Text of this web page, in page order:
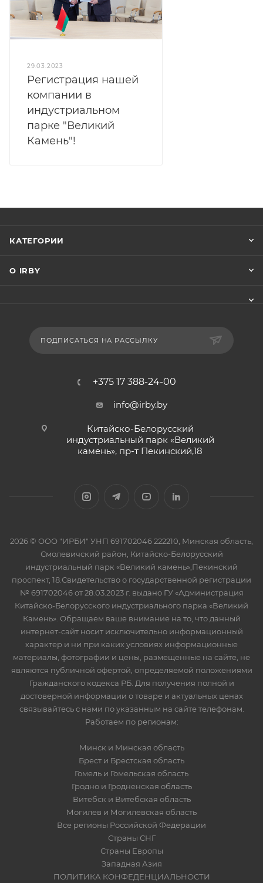
29.03.2023
Регистрация нашей
компании в
индустриальном
парке "Великий
Камень"!
КАТЕГОРИИ
О IRBY
ПОДПИСАТЬСЯ НА РАССЫЛКУ
+375 17 388-24-00
info@irby.by
Китайско-Белорусский
индустриальный парк «Великий
камень», пр-т Пекинский,18
2026 © ООО "ИРБИ" УНП 691702046 222210, Минская область,
Смолевичский район, Китайско-Белорусский
индустриальный парк «Великий камень»,Пекинский
проспект, 18.Свидетельство о государственной регистрации
№ 691702046 от 28.03.2023 г. выдано ГУ «Администрация
Китайско-Белорусского индустриального парка «Великий
Камень». Обращаем ваше внимание на то, что данный
интернет-сайт носит исключительно информационный
характер и ни при каких условиях информационные
материалы, фотографии и цены, размещенные на сайте, не
являются публичной офертой, определяемой положениями
Гражданского кодекса РБ. Для получения полной и
достоверной информации о товаре и актуальных ценах
связывайтесь с нами по указанным на сайте телефонам.
Работаем по регионам:
Минск и Минская область
Брест и Брестская область
Гомель и Гомельская область
Гродно и Гродненская область
Витебск и Витебская область
Могилев и Могилевская область
Все регионы Российской Федерации
Страны СНГ
Страны Европы
Западная Азия
ПОЛИТИКА КОНФЕДЕНЦИАЛЬНОСТИ